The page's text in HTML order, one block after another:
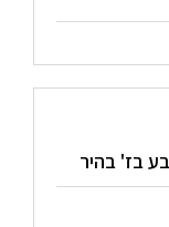
בז' בהיר